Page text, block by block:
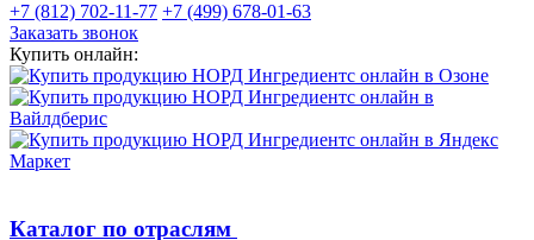
+7 (812) 702-11-77 +7 (499) 678-01-63
Заказать звонок
Купить онлайн:
Каталог по отраслям